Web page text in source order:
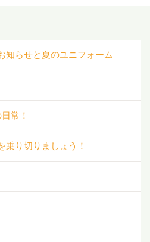
知らせと夏のユニフォーム
常！
乗り切りましょう！